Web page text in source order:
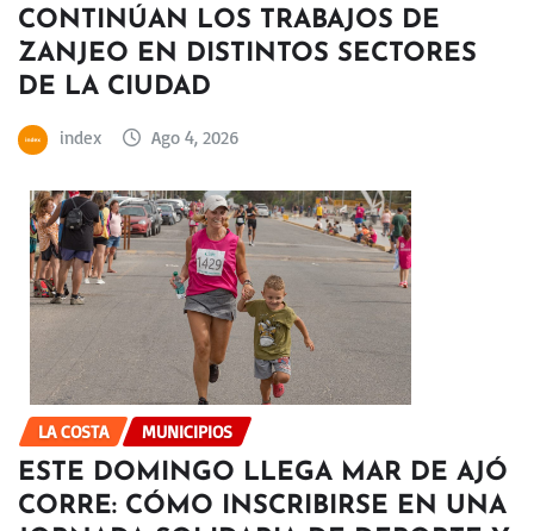
CONTINÚAN LOS TRABAJOS DE
ZANJEO EN DISTINTOS SECTORES
DE LA CIUDAD
index Ago 4, 2026
LA COSTA MUNICIPIOS
ESTE DOMINGO LLEGA MAR DE AJÓ
CORRE: CÓMO INSCRIBIRSE EN UNA